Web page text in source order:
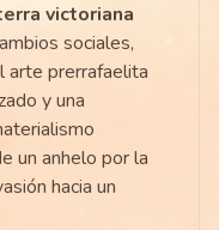
victoriana
sociales,
arte prerrafaelita
y una
un anhelo por la
hacia un